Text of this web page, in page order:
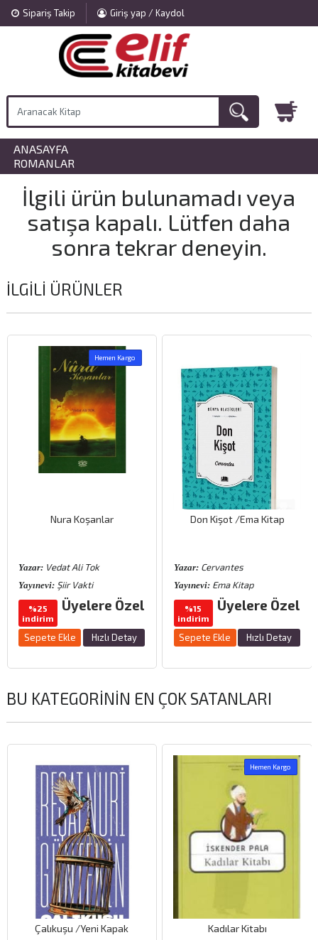
Sipariş Takip Giriş yap / Kaydol
ANASAYFA
ROMANLAR
İlgili ürün bulunamadı veya
satışa kapalı. Lütfen daha
sonra tekrar deneyin.
İLGILI ÜRÜNLER
Hemen Kargo
Nura Koşanlar
Yazar: Vedat Ali Tok
Yayınevi: Şiir Vakti
%25
indirim
Üyelere Özel
Sepete Ekle Hızlı Detay
Don Kişot /Ema Kitap
Yazar:Cervantes
Yayınevi:Ema Kitap
%15
indirim
Üyelere Özel
Sepete Ekle Hızlı Detay
BU KATEGORININ EN ÇOK SATANLARI
Çalıkuşu /Yeni Kapak
Hemen Kargo
Kadılar Kitabı